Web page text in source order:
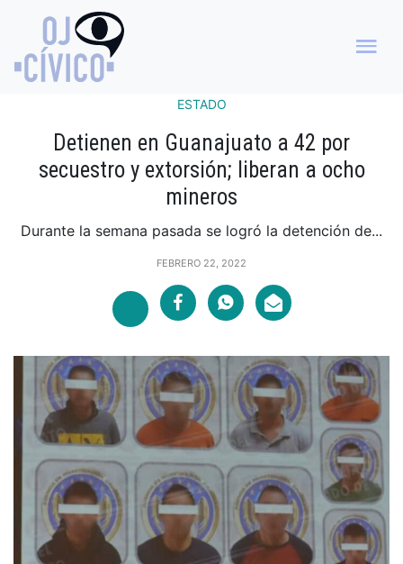
ESTADO
Detienen en Guanajuato a 42 por
secuestro y extorsión; liberan a ocho
mineros
Durante la semana pasada se logró la detención de...
FEBRERO 22, 2022